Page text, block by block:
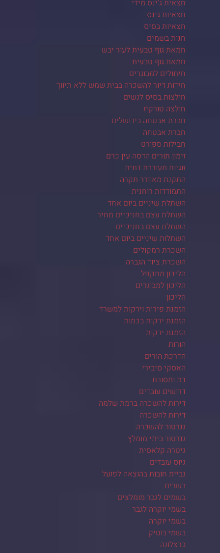
חצאית ג'ינס מידי
חצאיות גינס
חצאיות בסיס
חנות בשמים
חמאת גוף טבעית לעור יבש
חמאת גוף טבעית
חיתולים למבוגרים
חידות דיור להשכרה בבית שמש ללא תיווך
חולצות בסיס לנשים
חולצה טורקיז
חברת אבטחה בירושלים
חברת אבטחה
חבילות ספורט
זימון תורים הדסה עין כרם
זוגיות מעורבת דתית
התקנת מאוורר תקרה
התמודדות רוחנית
השתלת שיניים ביום אחד
השתלת עצם בחניכיים מחיר
השתלת עצם בחניכיים
השתלות שיניים ביום אחד
השכרת רמקולים
השכרת ציוד הגברה
הליכון מתקפל
הליכון למבוגרים
הליכון
הזמנת פירות וירקות למשרד
הזמנת ירקות בכמות
הזמנת ירקות
הורות
הדרכת הורים
האסקי סיבירי
דת ומסורת
דרושים עובדים
דירות להשכרה ברמת שלמה
דירות להשכרה
גנרטור להשכרה
גנרטור ביתי מומלץ
גיטרה קלאסית
גיוס עובדים
גביית חובות בהוצאה לפועל
בשרים
בשמים לגבר מומלצים
בשמי יוקרה לגבר
בשמי יוקרה
בשמי בוטיק
ברצלונה